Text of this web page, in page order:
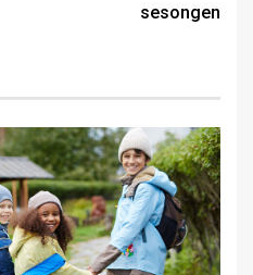
sesongen